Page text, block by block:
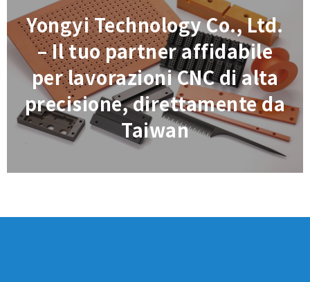
Yongyi Technology Co., Ltd.
– Il tuo partner affidabile
per lavorazioni CNC di alta
precisione, direttamente da
Taiwan